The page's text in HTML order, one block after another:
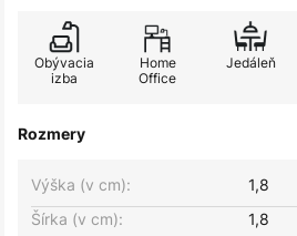
Obývacia
izba
Home
Office
Jedáleň
Rozmery
Šírka (v cm): 1,8
Výška (v cm): 1,8